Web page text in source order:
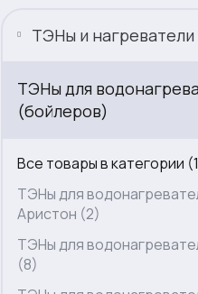
ТЭНы и нагреватели
ТЭНы для
(бойлеров)
Все товары в категории
ТЭНы для
Аристон (2)
ТЭНы для
(8)